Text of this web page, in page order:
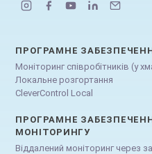
ПРОГРАМНЕ
Моніторинг співробітників (у
Локальне розгортання
CleverControl Local
ПРОГРАМНЕ
МОНІТОРИНГУ
Віддалений моніторинг через